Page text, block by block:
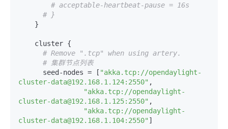
# acceptable-heartbeat-pause = 16s
# }
# Remove ".tcp" when using artery.
# 集群节点列表
      seed-nodes = [
"akka.tcp://opendaylight-
cluster-data@192.168.1.124:2550" ,
"akka.tcp://opendaylight-
cluster-data@192.168.1.125:2550" ,
"akka.tcp://opendaylight-
cluster-data@192.168.1.104:2550" ]